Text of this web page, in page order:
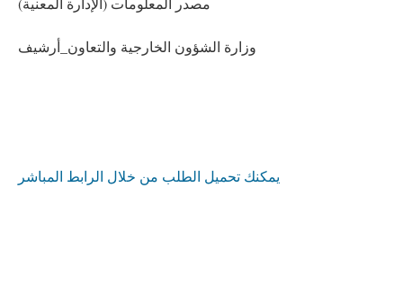
وزارة الشؤون الخارجية والتعاون_أرشيف
يمكنك تحميل الطلب من خلال الرابط المباشر